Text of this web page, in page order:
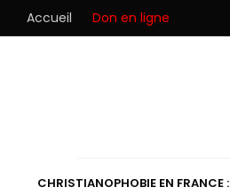
Accueil Don en ligne
CHRISTIANOPHOBIE EN FRANCE :